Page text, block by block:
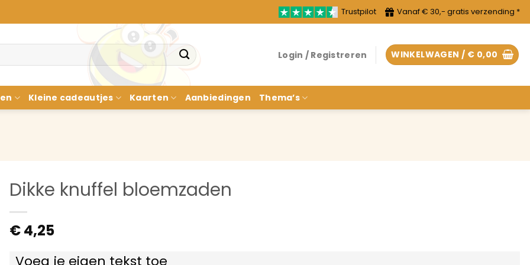
Trustpilot Vanaf € 30,- gratis verzending *
Login / Registreren WINKELWAGEN / € 0,00
Kleine cadeautjes Kaarten Aanbiedingen Thema’s
Dikke knuffel bloemzaden
€4,25
Voeg je eigen tekst toe